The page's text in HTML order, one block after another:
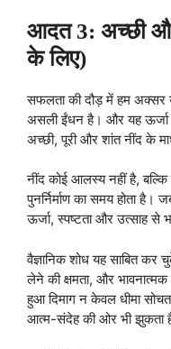
आदत 3: अच्छी
के लिए)
सफलता की दौड़ में हम अक्सर
असली ईंधन है। और यह ऊर्जा
अच्छी, पूरी और शांत नींद के
नींद कोई आलस्य नहीं है,
पुनर्निर्माण का समय होता
ऊर्जा, स्पष्टता और उत्साह से
वैज्ञानिक शोध यह साबित कर
लेने की क्षमता, और
हुआ दिमाग न केवल धीमा
आत्म-संदेह की ओर भी झुकता